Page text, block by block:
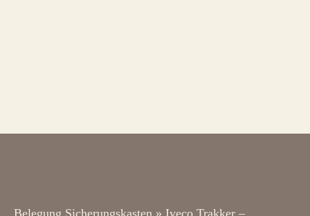
Belegung Sicherungskasten » Iveco Trakker –